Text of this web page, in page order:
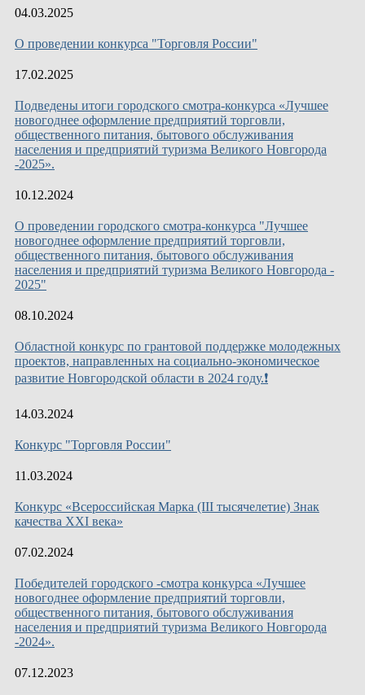
04.03.2025
О проведении конкурса "Торговля России"
17.02.2025
Подведены итоги городского смотра-конкурса «Лучшее
новогоднее оформление предприятий торговли,
общественного питания, бытового обслуживания
населения и предприятий туризма Великого Новгорода
-2025».
10.12.2024
О проведении городского смотра-конкурса "Лучшее
новогоднее оформление предприятий торговли,
общественного питания, бытового обслуживания
населения и предприятий туризма Великого Новгорода -
2025"
08.10.2024
Областной конкурс по грантовой поддержке молодежных
проектов, направленных на социально-экономическое
развитие Новгородской области в 2024 году.❗
14.03.2024
Конкурс "Торговля России"
11.03.2024
Конкурс «Всероссийская Марка (III тысячелетие) Знак
качества XXI века»
07.02.2024
Победителей городского -смотра конкурса «Лучшее
новогоднее оформление предприятий торговли,
общественного питания, бытового обслуживания
населения и предприятий туризма Великого Новгорода
-2024».
07.12.2023